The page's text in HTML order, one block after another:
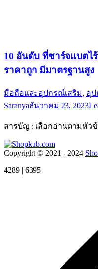
10 อันดับ ที่ชาร์จแบตไ
ราคาถูก มีมาตรฐานสูง
มือถือและอุปกรณ์เสริม, อุป
Saranyaธันวาคม 23, 2023
สารบัญ : เลือกอ่านตามหัว
Copyright © 2021 - 2024
4289 | 6395